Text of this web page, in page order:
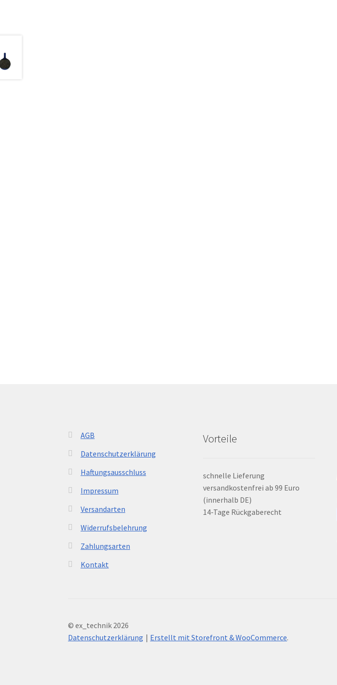
AGB
Datenschutzerklärung
Haftungsausschluss
Impressum
Versandarten
Widerrufsbelehrung
Zahlungsarten
Kontakt
Vorteile
schnelle Lieferung
versandkostenfrei ab 99 Euro
(innerhalb DE)
14-Tage Rückgaberecht
© ex_technik 2026
Datenschutzerklärung
Erstellt mit Storefront & WooCommerce.